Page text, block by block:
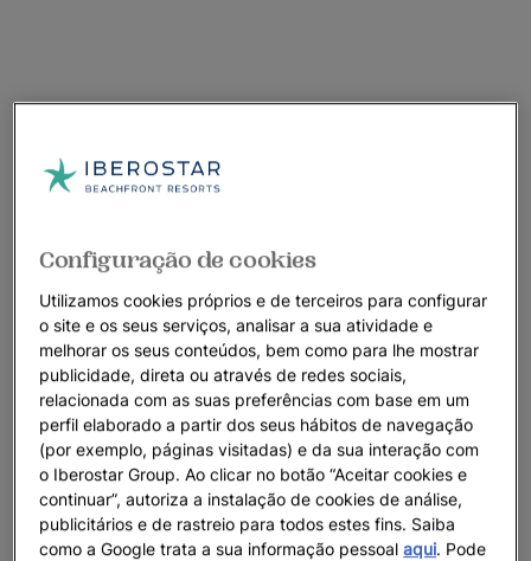
Configuração de cookies
Utilizamos cookies próprios e de terceiros para configurar
o site e os seus serviços, analisar a sua atividade e
melhorar os seus conteúdos, bem como para lhe mostrar
publicidade, direta ou através de redes sociais,
relacionada com as suas preferências com base em um
perfil elaborado a partir dos seus hábitos de navegação
(por exemplo, páginas visitadas) e da sua interação com
o Iberostar Group. Ao clicar no botão “Aceitar cookies e
continuar”, autoriza a instalação de cookies de análise,
publicitários e de rastreio para todos estes fins. Saiba
como a Google trata a sua informação pessoalaqui. Pode